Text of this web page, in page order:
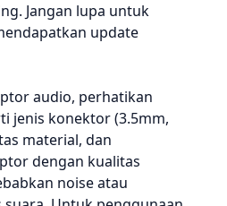
Jangan lupa untuk
update
audio, perhatikan
jenis konektor (3.5mm,
material, dan
dengan kualitas
noise atau